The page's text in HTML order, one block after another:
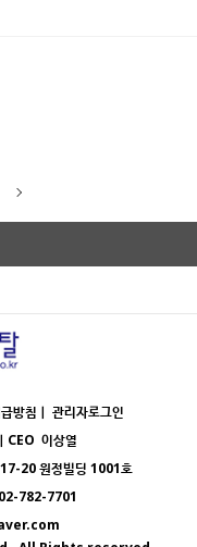
방침 ｜ 관리자로그인
CEO 이상열
20 원정빌딩 1001호
02-782-7701